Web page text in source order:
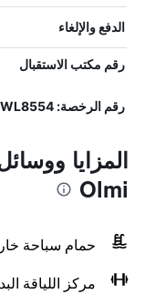
الدفع والإلغاء
رقم مكتب الاستقبال
رقم الرخصة: 066107ALB0004, IT066107A1Y3WL8554
Olmi
حمام سباحة
مركز اللياقة